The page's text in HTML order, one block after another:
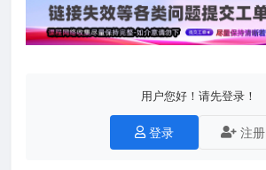
用户您好！请先登录！
登录 注册